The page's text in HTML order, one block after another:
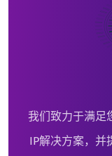
我们致力于满足
IP解决方案，并